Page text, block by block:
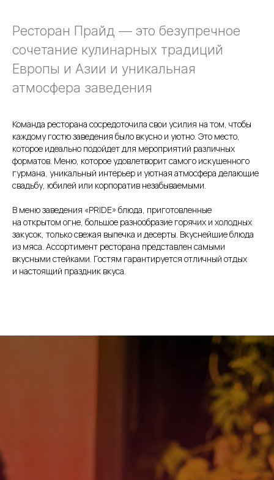
Ресторан Прайд — это безупречное
сочетание кулинарных традиций
Европы и Азии и уникальная
атмосфера заведения
Команда ресторана сосредоточила свои усилия на том, чтобы
каждому гостю заведения было вкусно и уютно. Это место,
которое идеально подойдет для мероприятий различных
форматов. Меню, которое удовлетворит самого искушенного
гурмана, уникальный интерьер и уютная атмосфера делающие
свадьбу, юбилей или корпоратив незабываемыми.
В меню заведения «PRIDE» блюда, приготовленные
на открытом огне, большое разнообразие горячих и холодных
закусок, только свежая выпечка и десерты. Вкуснейшие блюда
из мяса. Ассортимент ресторана представлен самыми
вкусными стейками. Гостям гарантируется отличный отдых
и настоящий праздник вкуса.